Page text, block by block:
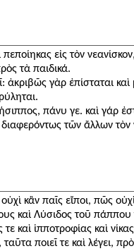
εἰς τὸν
τὰ παιδικά.
γὰρ ἐπίσταται
πάνυ γε. καὶ γάρ
τῶν ἄλλων
κἂν παῖς εἴποι, πῶς
καὶ Λύσιδος τοῦ πάππου
καὶ ἱπποτροφίας καὶ
ποιεῖ τε καὶ λέγει,